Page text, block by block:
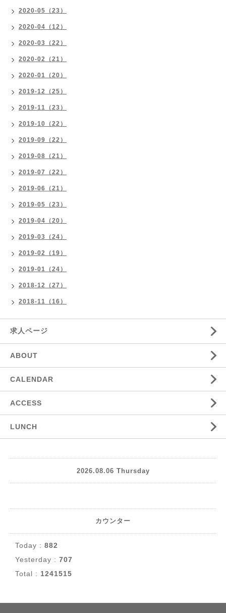
2020-05（23）
2020-04（12）
2020-03（22）
2020-02（21）
2020-01（20）
2019-12（25）
2019-11（23）
2019-10（22）
2019-09（22）
2019-08（21）
2019-07（22）
2019-06（21）
2019-05（23）
2019-04（20）
2019-03（24）
2019-02（19）
2019-01（24）
2018-12（27）
2018-11（16）
求人ページ
ABOUT
CALENDAR
ACCESS
LUNCH
2026.08.06 Thursday
カウンター
Today : 882
Yesterday : 707
Total : 1241515